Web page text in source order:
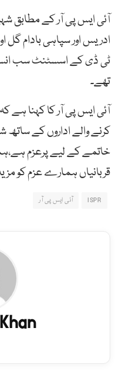
آئی ایس پی آر کے مطابق
ادریس اور سپاہی بادام گل
ٹی ڈی کے اسسٹنٹ سب
تھے۔
آئی ایس پی آر کا کہنا ہے کہ
کرنے والے اداروں کے
خاتمے کے لیے پرعزم
قربانیاں ہمارے عزم کو
ISPR آئی ایس پی آر